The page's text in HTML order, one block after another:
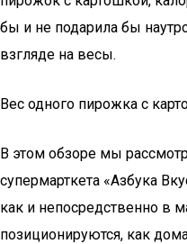
бы и не подарила бы
взгляде на весы.
Вес одного пирожка с
В этом обзоре мы
супермарткета «Азбука
как и непосредственно в
позиционируются, как